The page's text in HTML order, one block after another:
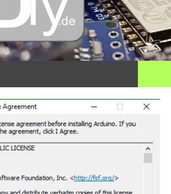
3D y
en torno a la electrónica, el bricolaje,
inteligente y muchos otros temas